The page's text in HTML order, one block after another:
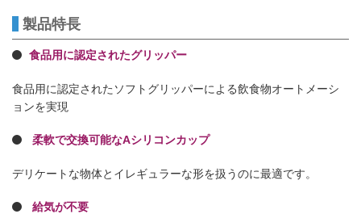
製品特長
食品用に認定されたグリッパー
食品用に認定されたソフトグリッパーによる飲食物オートメーシ
ョンを実現
柔軟で交換可能なAシリコンカップ
デリケートな物体とイレギュラーな形を扱うのに最適です。
給気が不要